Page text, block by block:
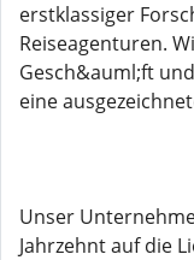
erstklassiger
Reiseagenturen.
Gesch&auml;ft
eine
Unser
Jahrzehnt auf die